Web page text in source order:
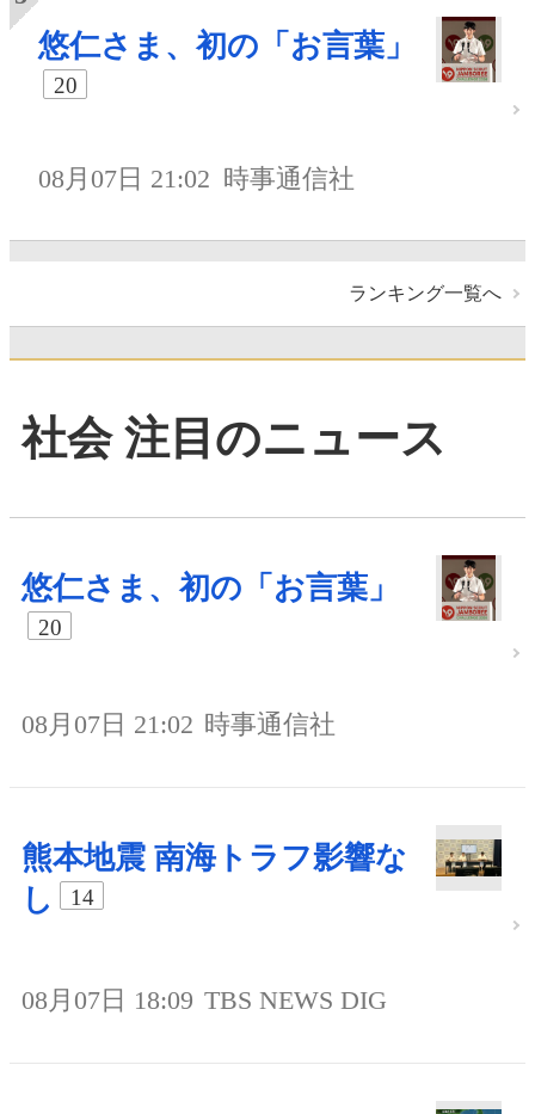
悠仁さま、初の「お言葉」
20
08月07日 21:02 時事通信社
ランキング一覧へ
社会 注目のニュース
悠仁さま、初の「お言葉」
20
08月07日 21:02 時事通信社
熊本地震 南海トラフ影響な
し
14
08月07日 18:09 TBS NEWS DIG